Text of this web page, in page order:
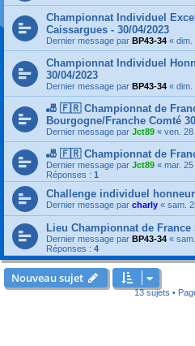
Championnat Individuel
Caissargues - 30/04/2023
Dernier message par BP43-34 « dim.
Championnat Individuel
30/04/2023
Dernier message par BP43-34 « dim.
🎳 🇫🇷 Championnat de
Bourgogne/Franche Comté
Dernier message par Jct89 « ven. 28
🎳 🇫🇷 Championnat de
Dernier message par Jct89 « mar.
Réponses : 1
Challenge individuel honneur
Dernier message par charly « sam.
Lieu Championnat de France
Dernier message par BP43-34 «
Réponses : 4
Nouveau sujet
13 sujets •